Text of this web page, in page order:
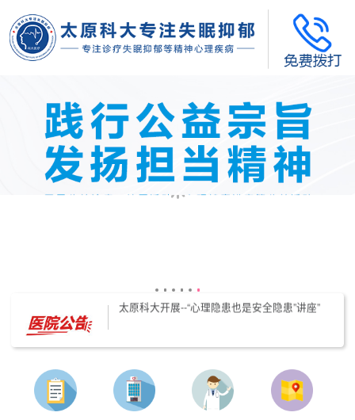
太原科大开展--“心理隐患也是安全隐患”讲座”